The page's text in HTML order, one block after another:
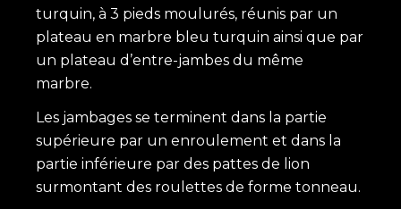
turquin, à 3 pieds moulurés, réunis par un
plateau en marbre bleu turquin ainsi que par
un plateau d’entre-jambes du même
marbre.
Les jambages se terminent dans la partie
supérieure par un enroulement et dans la
partie inférieure par des pattes de lion
surmontant des roulettes de forme tonneau.